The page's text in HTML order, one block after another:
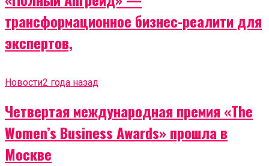
трансформационное бизнес-реалити для
экспертов,
Новости2 года назад
Четвертая международная премия «The
Women’s Business Awards» прошла в
Москве